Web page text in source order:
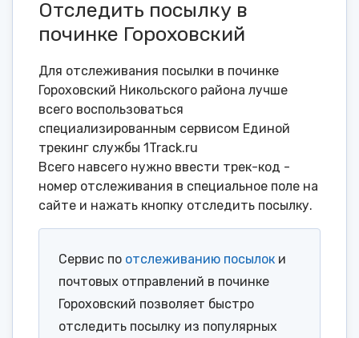
Отследить посылку в
починке Гороховский
Для отслеживания посылки в починке
Гороховский Никольского района лучше
всего воспользоваться
специализированным сервисом Единой
трекинг службы 1Track.ru
Всего навсего нужно ввести трек-код -
номер отслеживания в специальное поле на
сайте и нажать кнопку отследить посылку.
Сервис по отслеживанию посылок и
почтовых отправлений в починке
Гороховский позволяет быстро
отследить посылку из популярных